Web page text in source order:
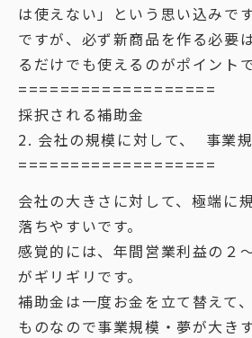
は使えない」という思い込みです
ですが、必ず新商品を作る必要
るだけでも使えるのがポイントで
===================
採択される補助金
2. 会社の規模に対して、 事業
===================
会社の大きさに対して、極端に
落ちやすいです。
感覚的には、年間営業利益の２
がギリギリです。
補助金は一度お金を立て替えて
ものなので事業規模・夢が大きす